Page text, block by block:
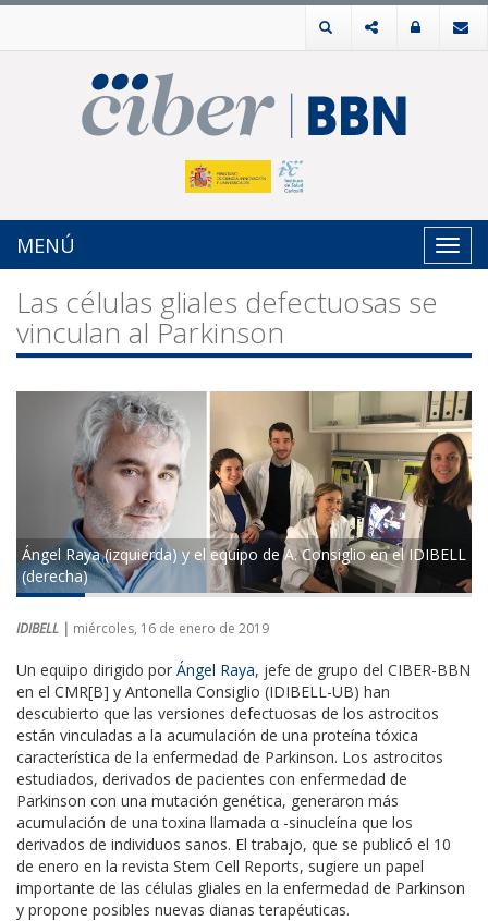
MENÚ
Las células gliales defectuosas se
vinculan al Parkinson
Ángel Raya (izquierda) y el equipo de A. Consiglio en el IDIBELL
(derecha)
IDIBELL | miércoles, 16 de enero de 2019
Un equipo dirigido por Ángel Raya, jefe de grupo del CIBER-BBN
en el CMR[B] y Antonella Consiglio (IDIBELL-UB) han
descubierto que las versiones defectuosas de los astrocitos
están vinculadas a la acumulación de una proteína tóxica
característica de la enfermedad de Parkinson. Los astrocitos
estudiados, derivados de pacientes con enfermedad de
Parkinson con una mutación genética, generaron más
acumulación de una toxina llamada α -sinucleína que los
derivados de individuos sanos. El trabajo, que se publicó el 10
de enero en la revista Stem Cell Reports, sugiere un papel
importante de las células gliales en la enfermedad de Parkinson
y propone posibles nuevas dianas terapéuticas.